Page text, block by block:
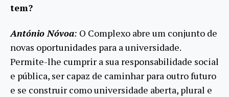
tem?
António Nóvoa: O Complexo abre um conjunto de
novas oportunidades para a universidade.
Permite-lhe cumprir a sua responsabilidade social
e pública, ser capaz de caminhar para outro futuro
e se construir como universidade aberta, plural e